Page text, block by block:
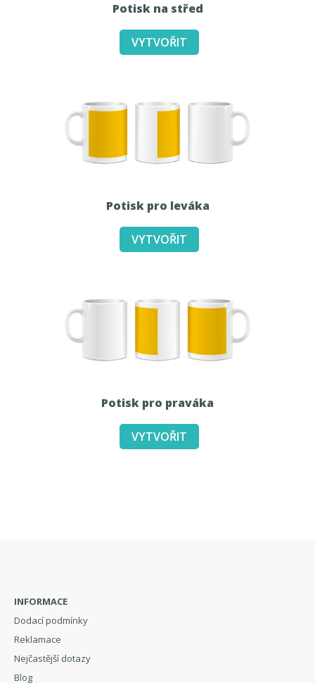
Potisk na střed
Potisk pro leváka
Potisk pro praváka
INFORMACE
Dodací podmínky
Reklamace
Nejčastější dotazy
Blog